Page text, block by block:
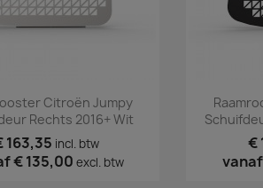
Snel bekijken
Citroën Jumpy
Rechts 2016+ Wit
163,35 incl. btw
€ 135,00 excl. btw

€
vanaf